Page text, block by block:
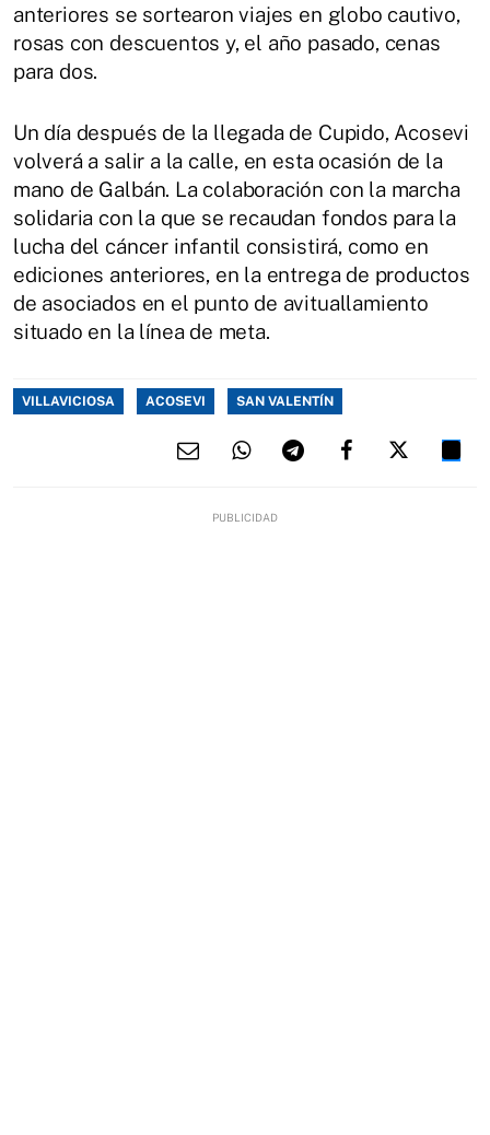
anteriores se sortearon viajes en globo cautivo,
rosas con descuentos y, el año pasado, cenas
para dos.
Un día después de la llegada de Cupido, Acosevi
volverá a salir a la calle, en esta ocasión de la
mano de Galbán. La colaboración con la marcha
solidaria con la que se recaudan fondos para la
lucha del cáncer infantil consistirá, como en
ediciones anteriores, en la entrega de productos
de asociados en el punto de avituallamiento
situado en la línea de meta.
VILLAVICIOSA ACOSEVI SAN VALENTÍN